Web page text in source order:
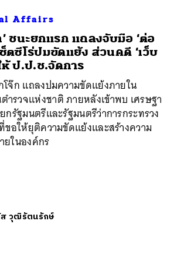
Affairs
’ ชนะยกแรก แถลงจับมือ ‘ต่อ
ตซีโร่ปมขัดแย้ง ส่วนคดี ‘เว็บ
ป.ป.ช.จัดการ
จ๊ก แถลงปมความขัดแย้งภายใน
ำรวจแห่งชาติ ภายหลังเข้าพบ เศรษฐา
กรัฐมนตรีและรัฐมนตรีว่าการกระทรวง
ขอให้ยุติความขัดแย้งและสร้างความ
ในองค์กร
วุฒิรัตนรักษ์